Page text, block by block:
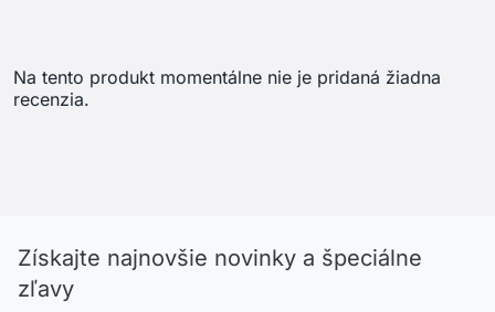
Na tento produkt momentálne nie je pridaná žiadna
recenzia.
Získajte najnovšie novinky a špeciálne
zľavy